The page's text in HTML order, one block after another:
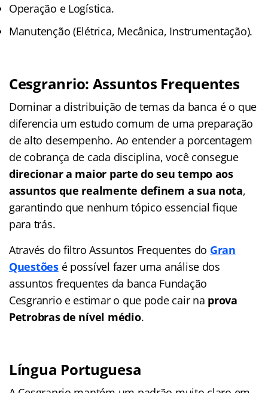
Operação e Logística.
Manutenção (Elétrica, Mecânica, Instrumentação).
Cesgranrio: Assuntos Frequentes
Dominar a distribuição de temas da banca é o que
diferencia um estudo comum de uma preparação
de alto desempenho. Ao entender a porcentagem
de cobrança de cada disciplina, você consegue
direcionar a maior parte do seu tempo aos
assuntos que realmente definem a sua nota,
garantindo que nenhum tópico essencial fique
para trás.
Através do filtro Assuntos Frequentes do Gran
Questõesé possível fazer uma análise dos
assuntos frequentes da banca Fundação
Cesgranrio e estimar o que pode cair na prova
Petrobras de nível médio.
Língua Portuguesa